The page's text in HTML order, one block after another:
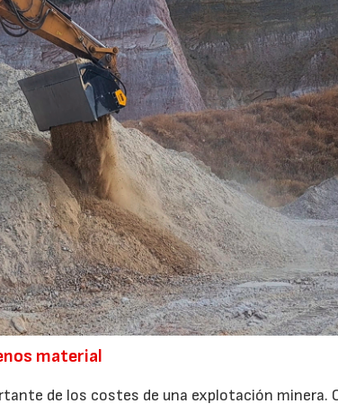
material
de los costes de una explotación minera.